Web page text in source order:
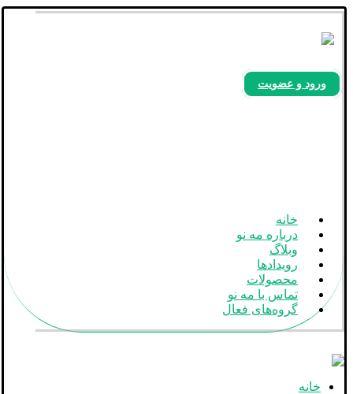
ورود و عضویت
خانه
درباره مه نو
وبلاگ
رویدادها
محصولات
تماس با مه نو
گروه‌های فعال
خانه